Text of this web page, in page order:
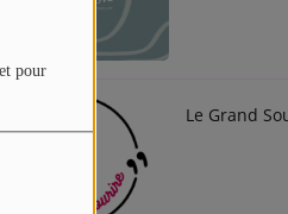
pour
Le Grand